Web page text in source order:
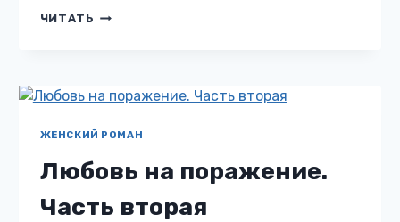
ЧИТАТЬ ЛЕДИ
ЖЕНСКИЙ РОМАН
Любовь на поражение.
Часть вторая